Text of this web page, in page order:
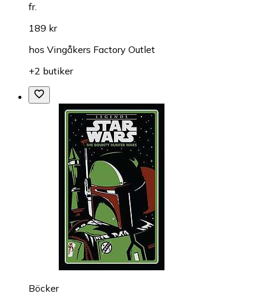
fr.
189 kr
hos Vingåkers Factory Outlet
+2 butiker
Böcker